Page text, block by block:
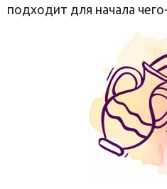
подходит для начала